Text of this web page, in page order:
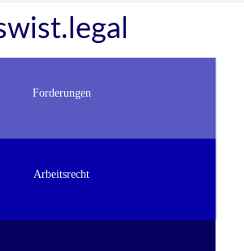
Forderungen
Arbeitsrecht